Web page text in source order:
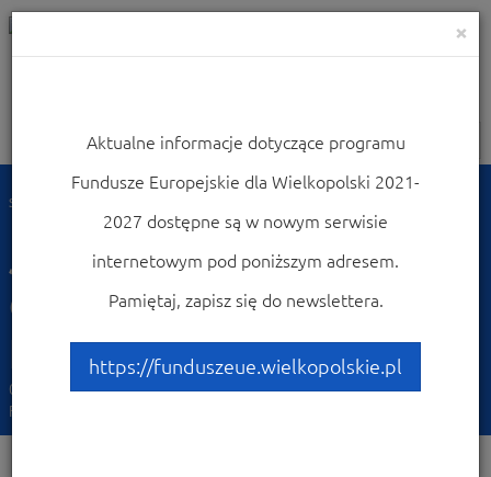
Nawigacja
Strona główna
JEREMIE 2 – ułatwienia
dla MŚP w związku z
pandemią
07-05-2020Działania promocyjne | Informacja | Promocja WRPO |
Fundusze a koronawirus
×
Aktualne informacje dotyczące programu
Fundusze Europejskie dla Wielkopolski 2021-
2027 dostępne są w nowym serwisie
internetowym pod poniższym adresem.
Pamiętaj, zapisz się do newslettera.
https://funduszeue.wielkopolskie.pl